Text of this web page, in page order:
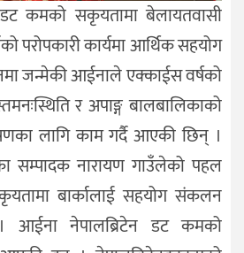
कमको सकृयतामा बेलायतवासी
परोपकारी कार्यमा आर्थिक सहयोग
जन्मेकी आईनाले एक्काईस वर्षको
र अपाङ्ग बालबालिकाको
लागि काम गर्दै आएकी छिन् ।
सम्पादक नारायण गाउँलेको पहल
बार्कालाई सहयोग संकलन
आईना नेपालब्रिटेन डट कमको